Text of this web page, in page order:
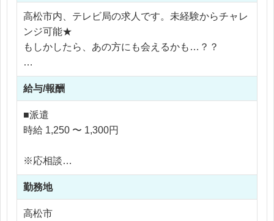
高松市内、テレビ局の求人です。未経験からチャレ
ンジ可能★
もしかしたら、あの方にも会えるかも…？？
【主なお仕事内容は..】
視聴者電話対応
窓口での視聴者対応
各種資料の作成 (PC入力作業含む)、ファイリング
事務用品の管理・購入
経理伝票の作成・処理 (NHKのシステムを使用)
郵送物の授受管理
テレマーケティング業務
営業業務の事務補助
給与/報酬
■派遣
時給 1,250 〜 1,300円
※応相談
※交通費支給
※残業代全額支給
※残業10時間以内
勤務地
高松市